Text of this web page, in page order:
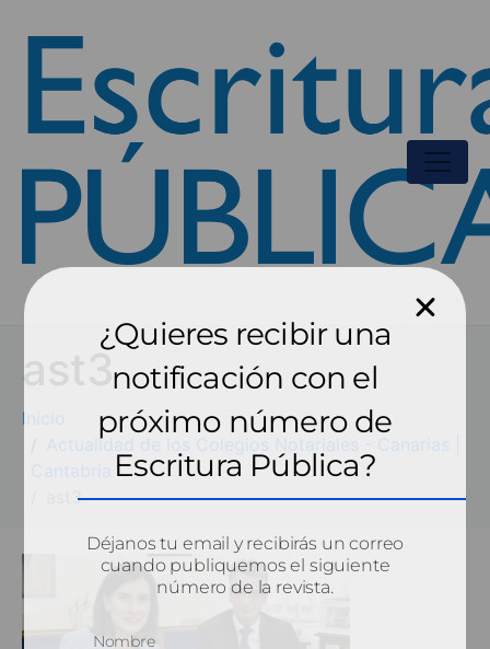
ast3
Inicio
Actualidad de los Colegios Notariales - Canarias |
Cantabria
ast3
¿Quieres recibir una
notificación con el
próximo número de
Escritura Pública?
Déjanos tu email y recibirás un correo
cuando publiquemos el siguiente
número de la revista.